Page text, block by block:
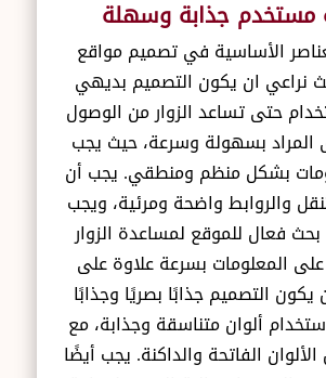
مستخدم جذابة وسهلة
الأساسية في تصميم مواقع
نراعي ان يكون التصميم بديهي
حتى تساعد الزوار من الوصول
المراد بسهولة وسرعة، حيث يجب
بشكل منظم ومنطقي. يجب أن
والروابط واضحة ومرئية، ويجب
فعال للموقع لمساعدة الزوار
المعلومات بسرعة علاوة على
التصميم جذابًا بصريًا وجذابًا
ألوان متناسقة وجذابة، مع
الفاتحة والداكنة. يجب أيضًا